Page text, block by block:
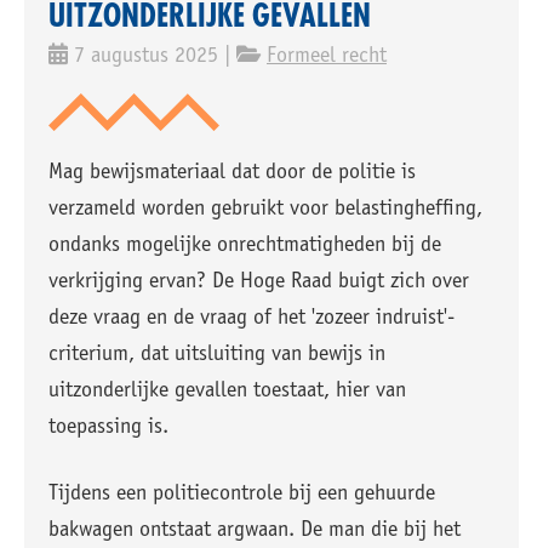
UITZONDERLIJKE GEVALLEN
7 augustus 2025 | Formeel recht
Mag bewijsmateriaal dat door de politie is
verzameld worden gebruikt voor belastingheffing,
ondanks mogelijke onrechtmatigheden bij de
verkrijging ervan? De Hoge Raad buigt zich over
deze vraag en de vraag of het 'zozeer indruist'-
criterium, dat uitsluiting van bewijs in
uitzonderlijke gevallen toestaat, hier van
toepassing is.
Tijdens een politiecontrole bij een gehuurde
bakwagen ontstaat argwaan. De man die bij het